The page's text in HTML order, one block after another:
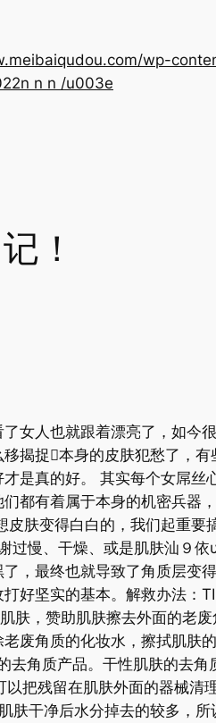
wp-
n n /u003e
！
女人也就跟着漂亮了，如今
揭捉本身的皮肤犯愁了，
是真的好。 其实每个女屌
都有着属于本身的机密兵器
肤变得白白的，我们起重要
过慢、干燥、或是肌肤汕９
，最终也就导致了角质层变
好坚实的基本。解救办法：
，赞助肌肤擦去外面的老
废角质的化妆水，擦拭肌肤
角质产品。干性肌肤的去角
把残留在肌肤外面的器械清
干净后水分掉去的较多，所